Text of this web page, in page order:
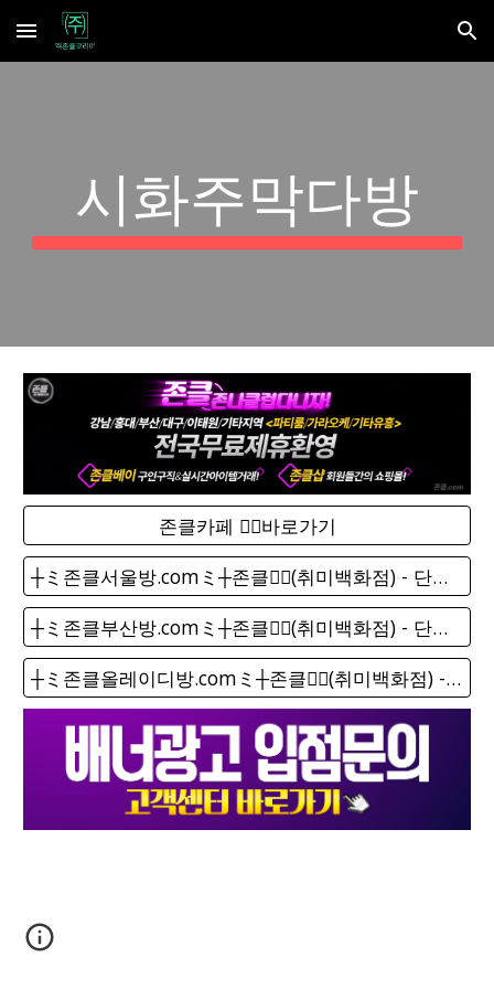
Skip to main content Skip to navigation
시화주막다방
존클카페 ❤️‍🔥바로가기
┼ミ존클서울방.comミ┼존클❤️‍🔥(취미백화점) - 단톡방
┼ミ존클부산방.comミ┼존클❤️‍🔥(취미백화점) - 단톡방
┼ミ존클올레이디방.comミ┼존클❤️‍🔥(취미백화점) - 단톡방